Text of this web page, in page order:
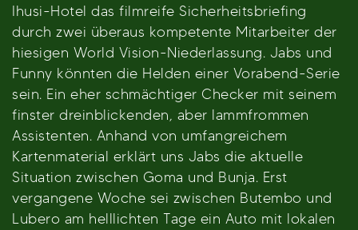
Ihusi-Hotel das filmreife Sicherheitsbriefing
durch zwei überaus kompetente Mitarbeiter der
hiesigen World Vision-Niederlassung. Jabs und
Funny könnten die Helden einer Vorabend-Serie
sein. Ein eher schmächtiger Checker mit seinem
finster dreinblickenden, aber lammfrommen
Assistenten. Anhand von umfangreichem
Kartenmaterial erklärt uns Jabs die aktuelle
Situation zwischen Goma und Bunja. Erst
vergangene Woche sei zwischen Butembo und
Lubero am helllichten Tage ein Auto mit lokalen